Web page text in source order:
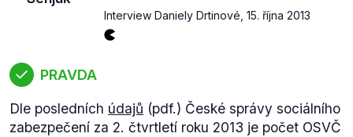
Interview Daniely Drtinové 15. října 2013
PRAVDA
Dle posledních údajů (pdf.) České správy sociálního
zabezpečení za 2. čtvrtletí roku 2013 je počet OSVČ